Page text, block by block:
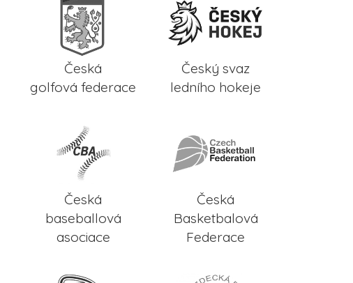
Česká
golfová federace
Český svaz
ledního hokeje
Česká
baseballová
asociace
Česká
Basketbalová
Federace